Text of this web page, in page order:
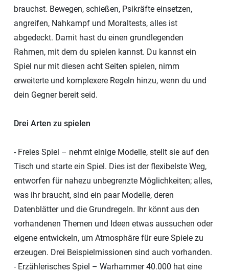
brauchst. Bewegen, schießen, Psikräfte einsetzen,
angreifen, Nahkampf und Moraltests, alles ist
abgedeckt. Damit hast du einen grundlegenden
Rahmen, mit dem du spielen kannst. Du kannst ein
Spiel nur mit diesen acht Seiten spielen, nimm
erweiterte und komplexere Regeln hinzu, wenn du und
dein Gegner bereit seid.
Drei Arten zu spielen
- Freies Spiel – nehmt einige Modelle, stellt sie auf den
Tisch und starte ein Spiel. Dies ist der flexibelste Weg,
entworfen für nahezu unbegrenzte Möglichkeiten; alles,
was ihr braucht, sind ein paar Modelle, deren
Datenblätter und die Grundregeln. Ihr könnt aus den
vorhandenen Themen und Ideen etwas aussuchen oder
eigene entwickeln, um Atmosphäre für eure Spiele zu
erzeugen. Drei Beispielmissionen sind auch vorhanden.
- Erzählerisches Spiel – Warhammer 40.000 hat eine